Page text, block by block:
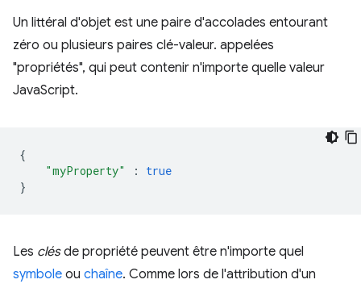
Un littéral d'objet est une paire d'accolades entourant
zéro ou plusieurs paires clé-valeur. appelées
"propriétés", qui peut contenir n'importe quelle valeur
JavaScript.
{
"myProperty"
:
true
}
Les clésde propriété peuvent être n'importe quel
symbole ou chaîne. Comme lors de l'attribution d'un